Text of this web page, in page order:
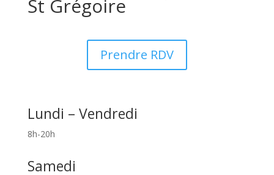
St Grégoire
Prendre RDV
Lundi – Vendredi
8h-20h
Samedi